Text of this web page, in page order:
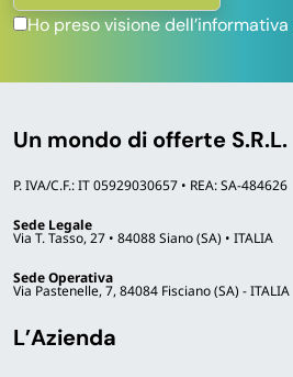
Ho preso visione
Un mondo di offerte S.R.L.
P. IVA/C.F.: IT 05929030657 • REA: SA-484626
Sede Legale
Via T. Tasso, 27 • 84088 Siano (SA) • ITALIA
Sede Operativa
Via Pastenelle, 7, 84084 Fisciano (SA) - ITALIA
L’Azienda